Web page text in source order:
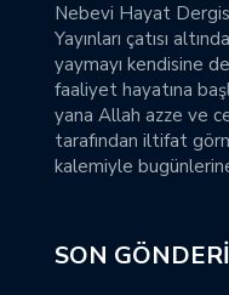
Nebevi Hayat
Yayınları çatısı
yaymayı kendisine
faaliyet hayatına
yana Allah azze ve
tarafından iltifat
kalemiyle
SON